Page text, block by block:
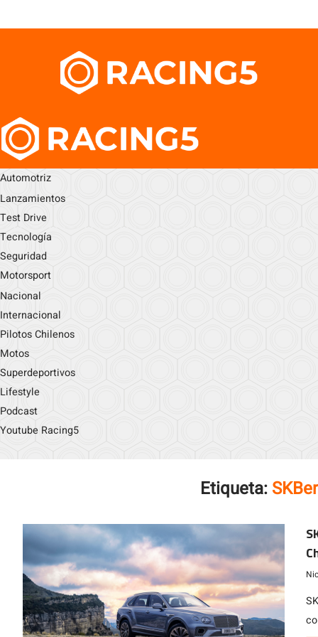
Automotriz
Lanzamientos
Test Drive
Tecnología
Seguridad
Motorsport
Nacional
Internacional
Pilotos Chilenos
Motos
Superdeportivos
Lifestyle
Podcast
Youtube Racing5
Etiqueta: